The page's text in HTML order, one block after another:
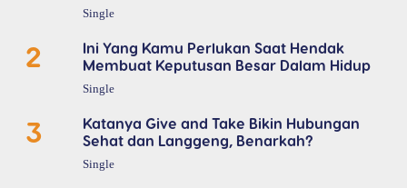
Single
2
Ini Yang Kamu Perlukan Saat Hendak
Membuat Keputusan Besar Dalam Hidup
Single
3
Katanya Give and Take Bikin Hubungan
Sehat dan Langgeng, Benarkah?
Single